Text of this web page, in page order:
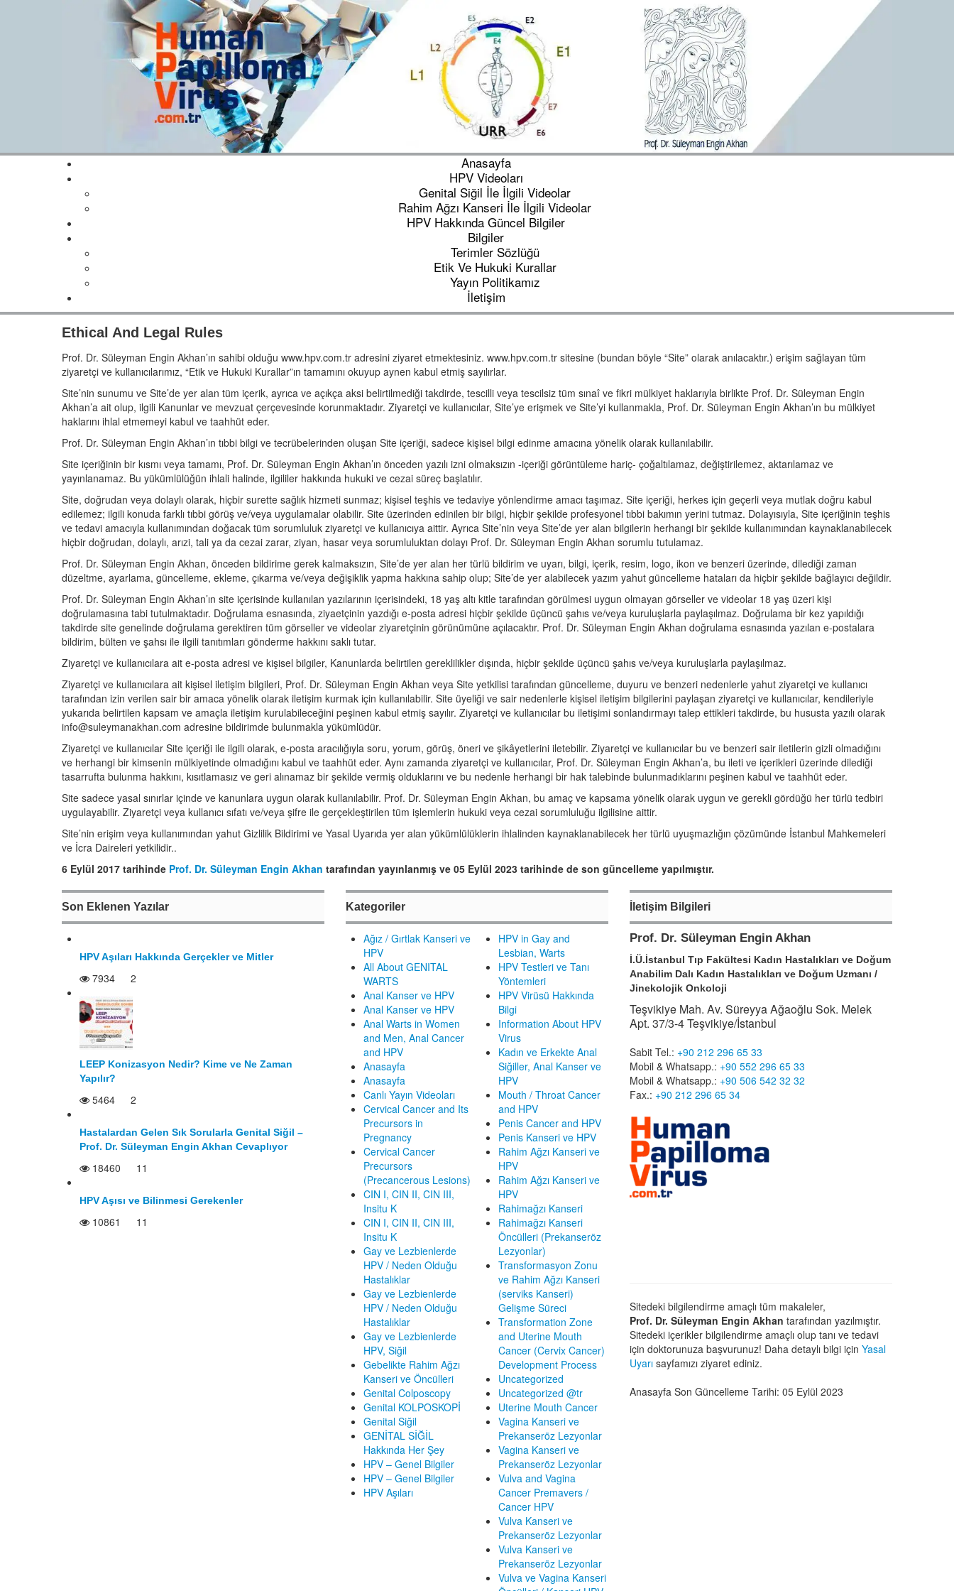
Anasayfa
HPV Videoları
Genital Siğil İle İlgili Videolar
Rahim Ağzı Kanseri İle İlgili Videolar
HPV Hakkında Güncel Bilgiler
Bilgiler
Terimler Sözlüğü
Etik Ve Hukuki Kurallar
Yayın Politikamız
İletişim
Ethical And Legal Rules
Prof. Dr. Süleyman Engin Akhan’ın sahibi olduğu www.hpv.com.tr adresini ziyaret etmektesiniz. www.hpv.com.tr sitesine (bundan böyle “Site” olarak anılacaktır.) erişim sağlayan tüm
ziyaretçi ve kullanıcılarımız, “Etik ve Hukuki Kurallar”ın tamamını okuyup aynen kabul etmiş sayılırlar.
Site’nin sunumu ve Site’de yer alan tüm içerik, ayrıca ve açıkça aksi belirtilmediği takdirde, tescilli veya tescilsiz tüm sınaî ve fikri mülkiyet haklarıyla birlikte Prof. Dr. Süleyman Engin
Akhan’a ait olup, ilgili Kanunlar ve mevzuat çerçevesinde korunmaktadır. Ziyaretçi ve kullanıcılar, Site’ye erişmek ve Site’yi kullanmakla, Prof. Dr. Süleyman Engin Akhan’ın bu mülkiyet
haklarını ihlal etmemeyi kabul ve taahhüt eder.
Prof. Dr. Süleyman Engin Akhan’ın tıbbi bilgi ve tecrübelerinden oluşan Site içeriği, sadece kişisel bilgi edinme amacına yönelik olarak kullanılabilir.
Site içeriğinin bir kısmı veya tamamı, Prof. Dr. Süleyman Engin Akhan’ın önceden yazılı izni olmaksızın -içeriği görüntüleme hariç- çoğaltılamaz, değiştirilemez, aktarılamaz ve
yayınlanamaz. Bu yükümlülüğün ihlali halinde, ilgililer hakkında hukuki ve cezai süreç başlatılır.
Site, doğrudan veya dolaylı olarak, hiçbir surette sağlık hizmeti sunmaz; kişisel teşhis ve tedaviye yönlendirme amacı taşımaz. Site içeriği, herkes için geçerli veya mutlak doğru kabul
edilemez; ilgili konuda farklı tıbbi görüş ve/veya uygulamalar olabilir. Site üzerinden edinilen bir bilgi, hiçbir şekilde profesyonel tıbbi bakımın yerini tutmaz. Dolayısıyla, Site içeriğinin teşhis
ve tedavi amacıyla kullanımından doğacak tüm sorumluluk ziyaretçi ve kullanıcıya aittir. Ayrıca Site’nin veya Site’de yer alan bilgilerin herhangi bir şekilde kullanımından kaynaklanabilecek
hiçbir doğrudan, dolaylı, arızi, tali ya da cezai zarar, ziyan, hasar veya sorumluluktan dolayı Prof. Dr. Süleyman Engin Akhan sorumlu tutulamaz.
Prof. Dr. Süleyman Engin Akhan, önceden bildirime gerek kalmaksızın, Site’de yer alan her türlü bildirim ve uyarı, bilgi, içerik, resim, logo, ikon ve benzeri üzerinde, dilediği zaman
düzeltme, ayarlama, güncelleme, ekleme, çıkarma ve/veya değişiklik yapma hakkına sahip olup; Site’de yer alabilecek yazım yahut güncelleme hataları da hiçbir şekilde bağlayıcı değildir.
Prof. Dr. Süleyman Engin Akhan’ın site içerisinde kullanılan yazılarının içerisindeki, 18 yaş altı kitle tarafından görülmesi uygun olmayan görseller ve videolar 18 yaş üzeri kişi
doğrulamasına tabi tutulmaktadır. Doğrulama esnasında, ziyaetçinin yazdığı e-posta adresi hiçbir şekilde üçüncü şahıs ve/veya kuruluşlarla paylaşılmaz. Doğrulama bir kez yapıldığı
takdirde site genelinde doğrulama gerektiren tüm görseller ve videolar ziyaretçinin görünümüne açılacaktır. Prof. Dr. Süleyman Engin Akhan doğrulama esnasında yazılan e-postalara
bildirim, bülten ve şahsı ile ilgili tanıtımları gönderme hakkını saklı tutar.
Ziyaretçi ve kullanıcılara ait e-posta adresi ve kişisel bilgiler, Kanunlarda belirtilen gereklilikler dışında, hiçbir şekilde üçüncü şahıs ve/veya kuruluşlarla paylaşılmaz.
Ziyaretçi ve kullanıcılara ait kişisel iletişim bilgileri, Prof. Dr. Süleyman Engin Akhan veya Site yetkilisi tarafından güncelleme, duyuru ve benzeri nedenlerle yahut ziyaretçi ve kullanıcı
tarafından izin verilen sair bir amaca yönelik olarak iletişim kurmak için kullanılabilir. Site üyeliği ve sair nedenlerle kişisel iletişim bilgilerini paylaşan ziyaretçi ve kullanıcılar, kendileriyle
yukarıda belirtilen kapsam ve amaçla iletişim kurulabileceğini peşinen kabul etmiş sayılır. Ziyaretçi ve kullanıcılar bu iletişimi sonlandırmayı talep ettikleri takdirde, bu hususta yazılı olarak
info@suleymanakhan.com adresine bildirimde bulunmakla yükümlüdür.
Ziyaretçi ve kullanıcılar Site içeriği ile ilgili olarak, e-posta aracılığıyla soru, yorum, görüş, öneri ve şikâyetlerini iletebilir. Ziyaretçi ve kullanıcılar bu ve benzeri sair iletilerin gizli olmadığını
ve herhangi bir kimsenin mülkiyetinde olmadığını kabul ve taahhüt eder. Aynı zamanda ziyaretçi ve kullanıcılar, Prof. Dr. Süleyman Engin Akhan’a, bu ileti ve içerikleri üzerinde dilediği
tasarrufta bulunma hakkını, kısıtlamasız ve geri alınamaz bir şekilde vermiş olduklarını ve bu nedenle herhangi bir hak talebinde bulunmadıklarını peşinen kabul ve taahhüt eder.
Site sadece yasal sınırlar içinde ve kanunlara uygun olarak kullanılabilir. Prof. Dr. Süleyman Engin Akhan, bu amaç ve kapsama yönelik olarak uygun ve gerekli gördüğü her türlü tedbiri
uygulayabilir. Ziyaretçi veya kullanıcı sıfatı ve/veya şifre ile gerçekleştirilen tüm işlemlerin hukuki veya cezai sorumluluğu ilgilisine aittir.
Site’nin erişim veya kullanımından yahut Gizlilik Bildirimi ve Yasal Uyarıda yer alan yükümlülüklerin ihlalinden kaynaklanabilecek her türlü uyuşmazlığın çözümünde İstanbul Mahkemeleri
ve İcra Daireleri yetkilidir..
6 Eylül 2017 tarihinde Prof. Dr. Süleyman Engin Akhan tarafından yayınlanmış ve 05 Eylül 2023 tarihinde de son güncelleme yapılmıştır.
Son Eklenen Yazılar
HPV Aşıları Hakkında Gerçekler ve Mitler
7934 2
LEEP Konizasyon Nedir? Kime ve Ne Zaman
Yapılır?
5464 2
Hastalardan Gelen Sık Sorularla Genital Siğil –
Prof. Dr. Süleyman Engin Akhan Cevaplıyor
18460 11
HPV Aşısı ve Bilinmesi Gerekenler
10861 11
Kategoriler
Ağız / Gırtlak Kanseri ve
HPV
All About GENITAL
WARTS
Anal Kanser ve HPV
Anal Kanser ve HPV
Anal Warts in Women
and Men, Anal Cancer
and HPV
Anasayfa
Anasayfa
Canlı Yayın Videoları
Cervical Cancer and Its
Precursors in
Pregnancy
Cervical Cancer
Precursors
(Precancerous Lesions)
CIN I, CIN II, CIN III,
Insitu K
CIN I, CIN II, CIN III,
Insitu K
Gay ve Lezbienlerde
HPV / Neden Olduğu
Hastalıklar
Gay ve Lezbienlerde
HPV / Neden Olduğu
Hastalıklar
Gay ve Lezbienlerde
HPV, Siğil
Gebelikte Rahim Ağzı
Kanseri ve Öncülleri
Genital Colposcopy
Genital KOLPOSKOPİ
Genital Siğil
GENİTAL SİĞİL
Hakkında Her Şey
HPV – Genel Bilgiler
HPV – Genel Bilgiler
HPV Aşıları
HPV in Gay and
Lesbian, Warts
HPV Testleri ve Tanı
Yöntemleri
HPV Virüsü Hakkında
Bilgi
Information About HPV
Virus
Kadın ve Erkekte Anal
Siğiller, Anal Kanser ve
HPV
Mouth / Throat Cancer
and HPV
Penis Cancer and HPV
Penis Kanseri ve HPV
Rahim Ağzı Kanseri ve
HPV
Rahim Ağzı Kanseri ve
HPV
Rahimağzı Kanseri
Rahimağzı Kanseri
Öncülleri (Prekanseröz
Lezyonlar)
Transformasyon Zonu
ve Rahim Ağzı Kanseri
(serviks Kanseri)
Gelişme Süreci
Transformation Zone
and Uterine Mouth
Cancer (Cervix Cancer)
Development Process
Uncategorized
Uncategorized @tr
Uterine Mouth Cancer
Vagina Kanseri ve
Prekanseröz Lezyonlar
Vagina Kanseri ve
Prekanseröz Lezyonlar
Vulva and Vagina
Cancer Premavers /
Cancer HPV
Vulva Kanseri ve
Prekanseröz Lezyonlar
Vulva Kanseri ve
Prekanseröz Lezyonlar
Vulva ve Vagina Kanseri
İletişim Bilgileri
Prof. Dr. Süleyman Engin Akhan
İ.Ü.İstanbul Tıp Fakültesi Kadın Hastalıkları ve Doğum
Anabilim Dalı Kadın Hastalıkları ve Doğum Uzmanı /
Jinekolojik Onkoloji
Teşvikiye Mah. Av. Süreyya Ağaoğlu Sok. Melek
Apt. 37/3-4 Teşvikiye/İstanbul
Sabit Tel.: +90 212 296 65 33
Mobil & Whatsapp.: +90 552 296 65 33
Mobil & Whatsapp.: +90 506 542 32 32
Fax.: +90 212 296 65 34
Sitedeki bilgilendirme amaçlı tüm makaleler,
Prof. Dr. Süleyman Engin Akhan tarafından yazılmıştır.
Sitedeki içerikler bilgilendirme amaçlı olup tanı ve tedavi
için doktorunuza başvurunuz! Daha detaylı bilgi için Yasal
Uyarı sayfamızı ziyaret ediniz.
Anasayfa Son Güncelleme Tarihi: 05 Eylül 2023